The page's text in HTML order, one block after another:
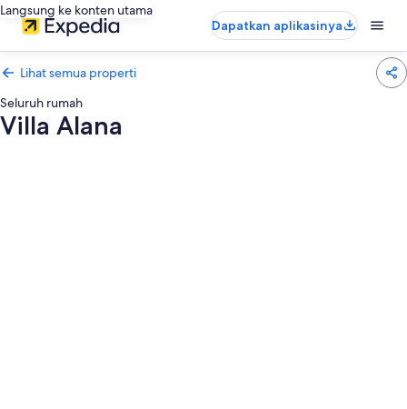
Langsung ke konten utama
Dapatkan aplikasinya
Lihat semua properti
Seluruh rumah
Villa Alana